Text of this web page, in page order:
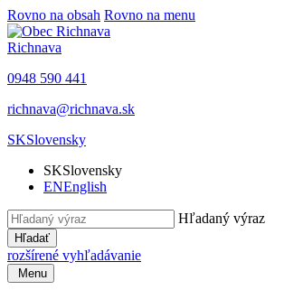
Rovno na obsah Rovno na menu
Richnava
0948 590 441
richnava@richnava.sk
SKSlovensky
SKSlovensky
ENEnglish
Hľadaný výraz
Hľadať
rozšírené vyhľadávanie
Menu